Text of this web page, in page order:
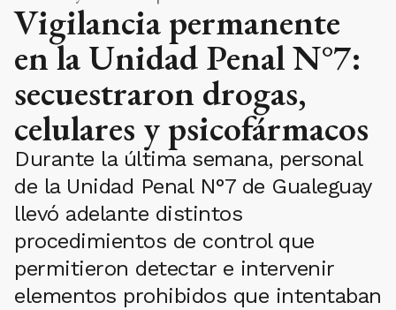
Vigilancia permanente
en la Unidad Penal N°7:
secuestraron drogas,
celulares y psicofármacos
Durante la última semana, personal
de la Unidad Penal N°7 de Gualeguay
llevó adelante distintos
procedimientos de control que
permitieron detectar e intervenir
elementos prohibidos que intentaban